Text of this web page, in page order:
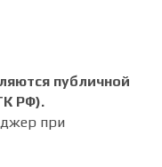
публичной
РФ).
при